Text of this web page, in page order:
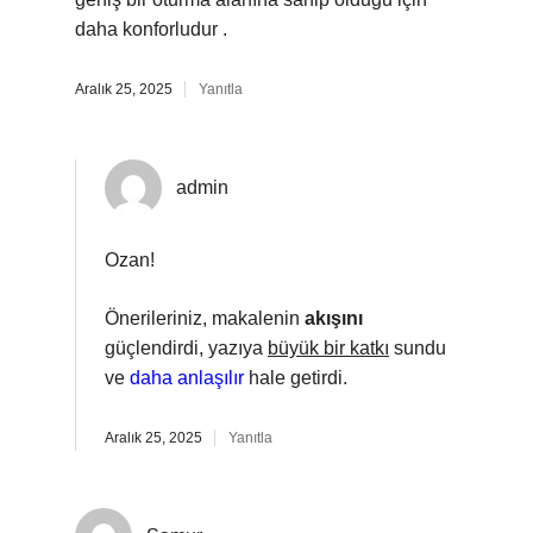
daha konforludur .
Aralık 25, 2025 Yanıtla
admin
Ozan!
Önerileriniz, makalenin akışını
güçlendirdi, yazıya büyük bir katkı sundu
ve daha anlaşılır hale getirdi.
Aralık 25, 2025 Yanıtla